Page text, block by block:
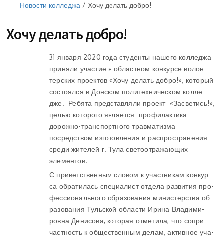
Новости колледжа / Хочу делать добро!
Хочу делать добро!
31 ян­ва­ря 2020 го­да студенты нашего колледжа
приняли участие в об­ласт­ном кон­курсе во­лон­
тер­ских про­ек­тов «Хо­чу де­лать доб­ро!», который
состоялся в Дон­ском по­ли­тех­ни­че­ском кол­ле­
дже. Ребята представляли проект «Засветись!»,
целью которого является профилактика
дорожно-транспортного травматизма
посредством изготовления и распространения
среди жителей г. Тула светоотражающих
элементов.
С при­вет­ствен­ным сло­вом к участ­ни­кам кон­кур­
са об­ра­ти­лась спе­ци­а­лист от­де­ла раз­ви­тия про­
фес­сио­наль­но­го об­ра­зо­ва­ния ми­ни­стер­ства об­
ра­зо­ва­ния Туль­ской об­ла­сти Ири­на Вла­ди­ми­
ров­на Де­ни­со­ва, ко­то­рая от­ме­ти­ла, что со­при­
част­ность к об­ще­ствен­ным де­лам, ак­тив­ное уча­